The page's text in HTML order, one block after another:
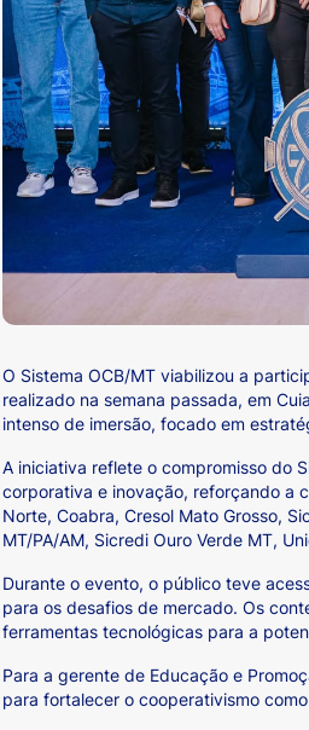
O Sistema OCB/MT viabilizou a
realizado na semana passada, em
intenso de imersão, focado em
A iniciativa reflete o compromisso do
corporativa e inovação, reforçando a
Norte, Coabra, Cresol Mato Grosso,
MT/PA/AM, Sicredi Ouro Verde MT,
Durante o evento, o público teve
para os desafios de mercado. Os
ferramentas tecnológicas para a
Para a gerente de Educação e
para fortalecer o cooperativismo